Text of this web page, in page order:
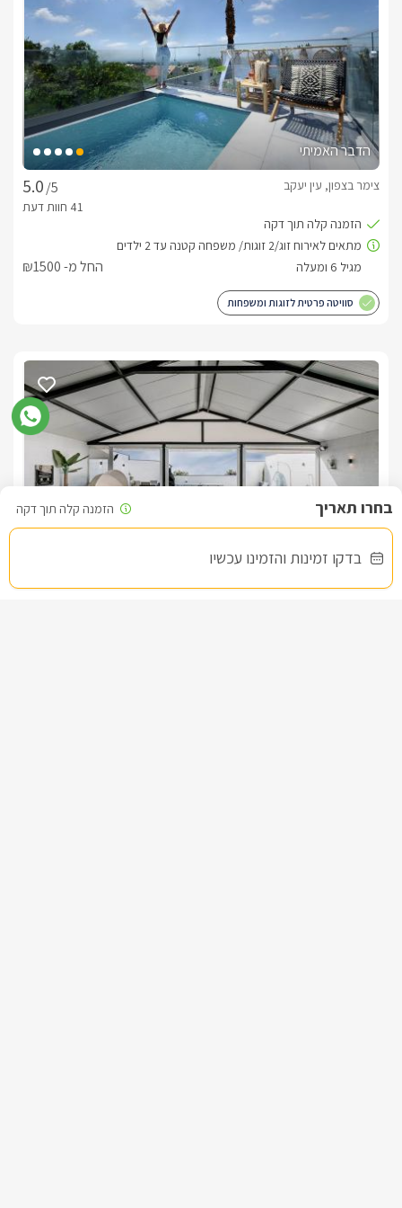
בדקו זמינות והזמינו עכשיו
פרטי רק לכם.
כלול באירוח
בהגעה למתחם תיהנו ממגבות רכות, חלוקי רחצה מוצרי טואלטיקה,
סבונים ותמרוקי רחצה נוספים. עוד תיהנו מיין איכותי, חלב, כיבוד קל
פינת קפה ותה ועוד.בתוספת תשלום ותיאום מראש תוכלו ליהנות
מארוחות בוקר מפנקות ועשירות שיוגשו אליכם לסוויטה. כמובן גם
תוכלו להתפנק בעיסויים: זוגי/יחיד במתחם הסוויטה.
למי אנחנו מתאימים?
פרטית ומלאת שלווה. זהו המקום המושלם לחגוג יום הולדת, יום
לצפייה במדיניות ותנאי הזמנה - לחצו כאן
לידיעתכם, הפרטים המוצגים באתר: התפוסה המחירים והמבצעים
מעודכנים ומאומתים. תוכלו לבדוק ולבצע הזמנה באהבה רבה ♥
בברכה, מיקי -
הדבר האמיתי
/5
צימר בצפון, עין יעקב
החל מ- ₪1500
סוויטה פרטית לזוגות ומשפחות